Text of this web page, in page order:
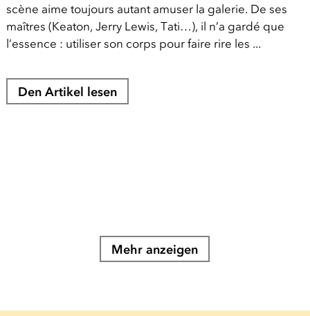
scène aime toujours autant amuser la galerie. De ses
maîtres (Keaton, Jerry Lewis, Tati…), il n’a gardé que
l’essence : utiliser son corps pour faire rire les ...
Den Artikel lesen
Mehr anzeigen